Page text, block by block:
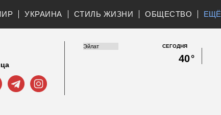
УКРАИНА СТИЛЬ ЖИЗНИ ОБЩЕСТВО ЕЩЁ
СЕГОДНЯ
40°